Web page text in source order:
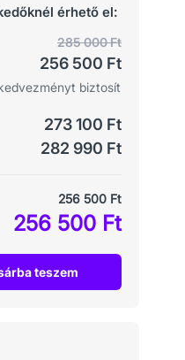
érhető el:
285 000 Ft
256 500 Ft
biztosít
273 100 Ft
282 990 Ft
256 500 Ft
256 500 Ft
teszem